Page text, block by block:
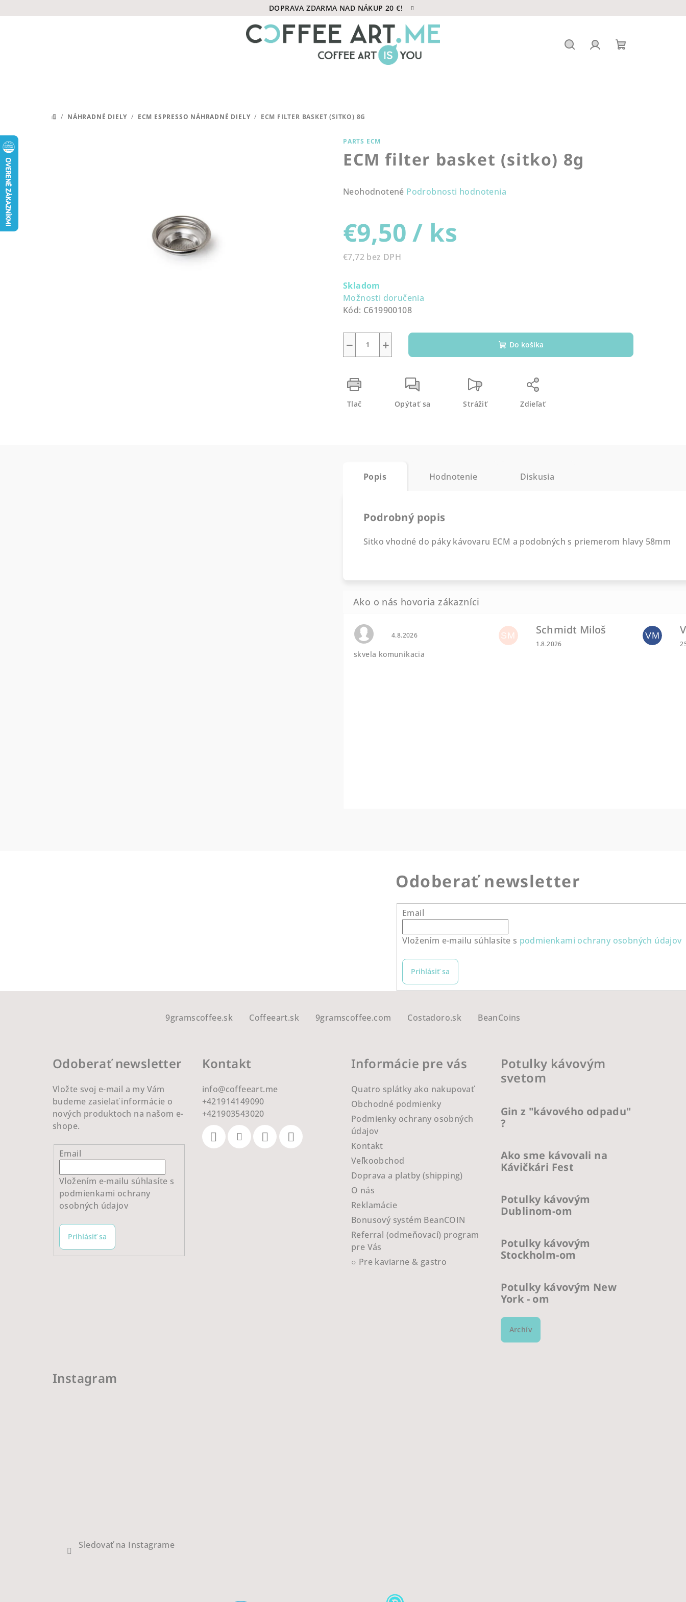
na
DOPRAVA ZDARMA NAD NÁKUP 20 €!
DOMOV
/ NÁHRADNÉ DIELY / ECM ESPRESSO NÁHRADNÉ DIELY / ECM FILTER BASKET (SITKO) 8G
PARTS ECM
ECM filter basket (sitko) 8g
Priemerné
je
0,0
z
Neohodnotené Podrobnosti hodnotenia
€9,50/ ks
€7,72 bez DPH
cena:
Skladom
Možnosti doručenia
Kód: C619900108
+
− Do košíka
Tlač Opýtať sa Strážiť Zdieľať
Popis Hodnotenie Diskusia
Podrobný popis
Sitko vhodné do páky kávovaru ECM a podobných s priemerom hlavy 58mm
Hodnotenie obchodu je 0 z 5 hviezdičiek.
4.8.2026
skvela komunikacia
SM Schmidt Miloš
Hodnotenie obchodu je 5 z 5 hviezdičiek.
1.8.2026
VM
Odoberať newsletter
Email
Vložením e-mailu súhlasíte s podmienkami ochrany osobných údajov
Prihlásiť sa
9gramscoffee.sk Coffeeart.sk 9gramscoffee.com Costadoro.sk BeanCoins
Odoberať newsletter
Vložte svoj e-mail a my Vám
budeme zasielať informácie o
nových produktoch na našom e-
shope.
Email
Vložením e-mailu súhlasíte s
podmienkami ochrany
osobných údajov
Prihlásiť sa
Kontakt
info@coffeeart.me
+421914149090
+421903543020
Informácie pre vás
Quatro splátky ako nakupovať
Obchodné podmienky
Podmienky ochrany osobných
údajov
Kontakt
Veľkoobchod
Doprava a platby (shipping)
O nás
Reklamácie
Bonusový systém BeanCOIN
Referral (odmeňovací) program
pre Vás
○ Pre kaviarne & gastro
Potulky kávovým
svetom
Gin z "kávového odpadu"
?
Ako sme kávovali na
Kávičkári Fest
Potulky kávovým
Dublinom-om
Potulky kávovým
Stockholm-om
Potulky kávovým New
York - om
Archív
Instagram
Sledovať na Instagrame